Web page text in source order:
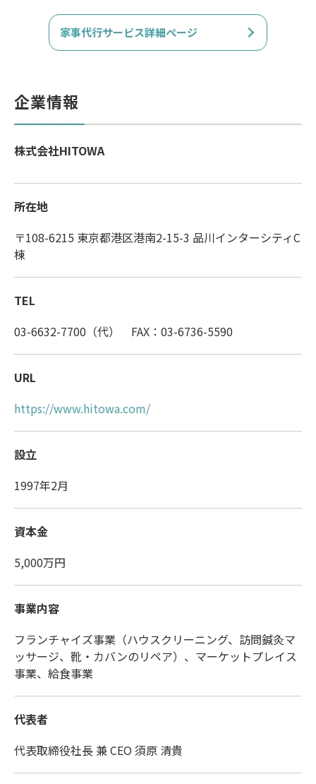
家事代行サービス詳細ページ
企業情報
株式会社HITOWA
所在地
〒108-6215 東京都港区港南2-15-3 品川インターシティC
棟
TEL
03-6632-7700（代） FAX：03-6736-5590
URL
https://www.hitowa.com/
設立
1997年2月
資本金
5,000万円
事業内容
フランチャイズ事業（ハウスクリーニング、訪問鍼灸マ
ッサージ、靴・カバンのリペア）、マーケットプレイス
事業、給食事業
代表者
代表取締役社長 兼 CEO 須原 清貴